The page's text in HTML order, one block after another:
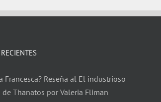
Francesca? Reseña al El industrioso
Thanatos por Valeria Fliman